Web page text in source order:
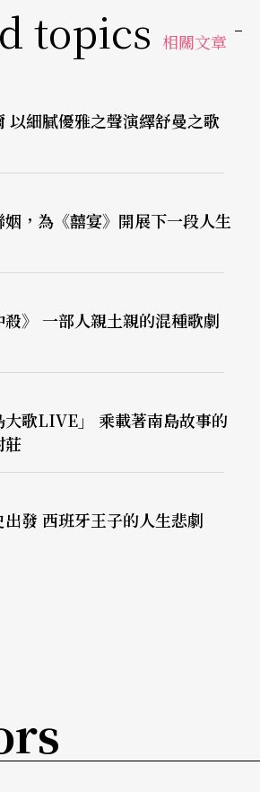
整天的時間。即使練完團回到家
練到11點才休息。別人認為苦
是享受。這段屬於自我的時
不回訊息、全然放鬆沉浸在黑
久了，他也悟出了一番道理：
琴，如果我跟演奏家做的事情
度上，我不也是演奏家？」
音樂家是誰？答案不意外地是蕭
厚實古典背景的人物，卻也優
影配樂等領域。縱使曲風通俗
明之處。最重要的，是各種風格
深吸引著阿龔。聊著蕭氏的鋼
在老師的指導下寫了科普蘭（A
思索著他同樣多元的創作，阿龔
後，我也成了他的粉絲。老師
topics 相關文章
葛哈爾 以細膩優雅之聲演繹舒曼之歌
姻，為《囍宴》開展下一段人生
《天中殺》 一部人親土親的混種歌劇
」 乘載著南島故事的
莊
從歷史出發 西班牙王子的人生悲劇